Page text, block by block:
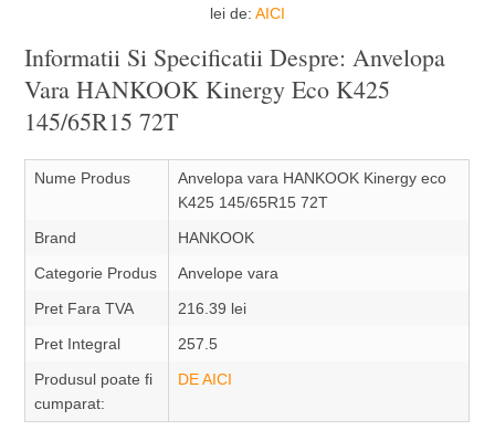
lei de: AICI
Informatii Si Specificatii Despre: Anvelopa
Vara HANKOOK Kinergy Eco K425
145/65R15 72T
Nume Produs
Anvelopa vara HANKOOK Kinergy eco
K425 145/65R15 72T
Brand
HANKOOK
Categorie Produs
Anvelope vara
Pret Fara TVA
216.39 lei
Pret Integral
257.5
Produsul poate fi
cumparat:
DE AICI